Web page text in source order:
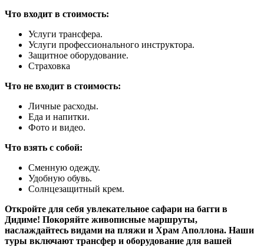
Что входит в стоимость:
Услуги трансфера.
Услуги профессионального инструктора.
Защитное оборудование.
Страховка
Что не входит в стоимость:
Личные расходы.
Еда и напитки.
Фото и видео.
Что взять с собой:
Сменную одежду.
Удобную обувь.
Солнцезащитный крем.
Откройте для себя увлекательное сафари на багги в
Дидиме! Покоряйте живописные маршруты,
наслаждайтесь видами на пляжи и Храм Аполлона. Наши
туры включают трансфер и оборудование для вашей